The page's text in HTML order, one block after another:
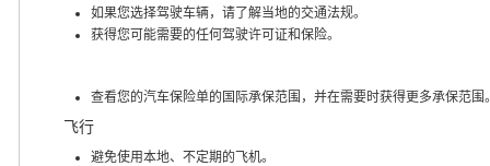
如果您选择驾驶车辆，请了解当地的交通法规。
获得您可能需要的任何驾驶许可证和保险。
查看您的汽车保险单的国际承保范围，并在需要时获得更多承保范围
飞行
避免使用本地、不定期的飞机。